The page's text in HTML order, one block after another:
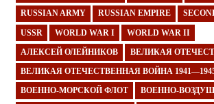
RUSSIAN ARMY RUSSIAN EMPIRE
USSR WORLD WAR I WORLD WAR II
АЛЕКСЕЙ ОЛЕЙНИКОВ ВЕЛИКАЯ
ВЕЛИКАЯ ОТЕЧЕСТВЕННАЯ ВОЙНА
ВОЕННО-МОРСКОЙ ФЛОТ ВОЕННО-